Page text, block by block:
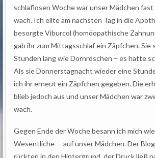
schlaflosen Woche war unser Mädchen
wach. Ich eilte am nächsten Tag in die
besorgte Viburcol (homöopathische
gab ihr zum Mittagsschlaf ein Zäpfchen. Sie
Stunden lang wie Dornröschen – es hatte
Als sie Donnerstagnacht wieder eine
ich ihr erneut ein Zäpfchen gegeben. Die
blieb jedoch aus und unser Mädchen war
wach.
Gegen Ende der Woche besann ich mich
Wesentliche – auf unser Mädchen. Der